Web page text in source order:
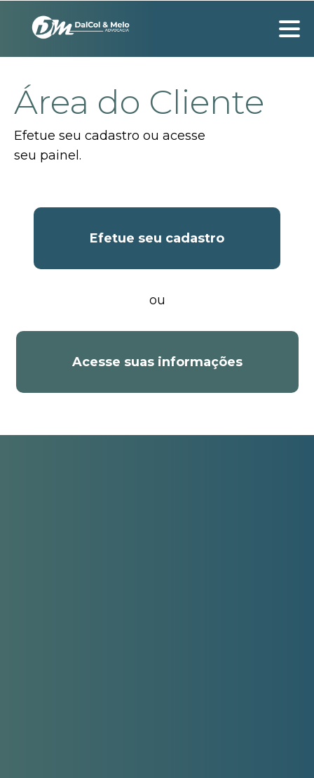
Área do Cliente
Efetue seu cadastro ou acesse
seu painel.
Efetue seu cadastro
ou
Acesse suas informações